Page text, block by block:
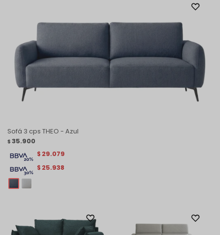
Sofá 3 cps THEO - Azul
$ 35.900
$ 25.938
$ 29.079